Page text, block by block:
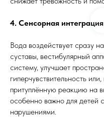
4. Сенсорная
Вода воздействует сразу
суставы, вестибулярный
систему, улучшает
гиперчувствительность
притуплённую реакцию на
особенно важно для
нарушениями.